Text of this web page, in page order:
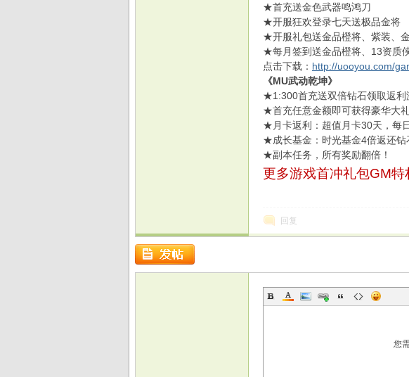
★首充送金色武器鸣鸿刀
★开服狂欢登录七天送极品金将
★开服礼包送金品橙将、紫装、
★每月签到送金品橙将、13资质
点击下载： http://uooyou.com/
《MU武动乾坤》
★1:300首充送双倍钻石领取返利
★首充任意金额即可获得豪华大
★月卡返利：超值月卡30天，每
★成长基金：时光基金4倍返还钻
★副本任务，所有奖励翻倍！
更多游戏首冲礼包GM特
回复
您